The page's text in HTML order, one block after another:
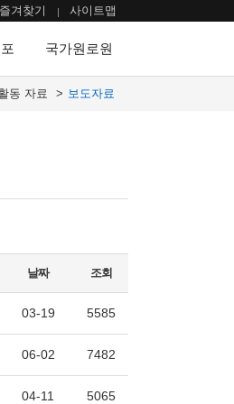
즐겨찾기 사이트맵
국가원로원
동 자료 보도자료
날짜 조회
03-19 5585
06-02 7482
04-11 5065